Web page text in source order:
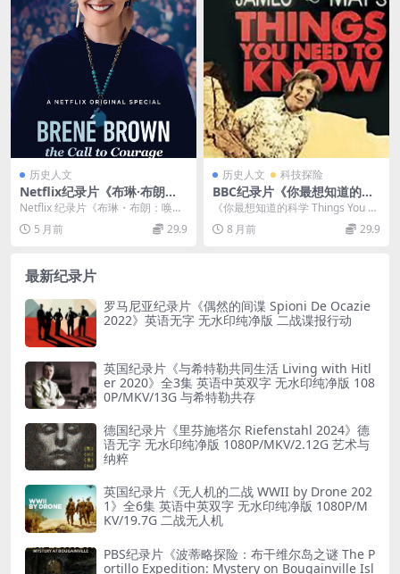
历史人文
Netflix纪录片《布琳·布朗：
唤起勇气 Brené Brown: The
Call To Courage 2019》英语
中字 720P/MP4/782M 对勇
Netflix 纪录片《布琳・布朗：唤起
勇气 Brené Brown: The ...
5 月前 29.9
历史人文 科技探险
BBC纪录片《你最想知道的科
学 Things You Need to Kno
w》全2季共9集 汉语中字 108
0P高清 科普纪录片
《你最想知道的科学 Things You N
eed to Know》：探索身边被...
8 月前 29.9
最新纪录片
罗马尼亚纪录片《偶然的间谍 Spioni De Ocazie
2022》英语无字 无水印纯净版 二战谍报行动
英国纪录片《与希特勒共同生活 Living with Hitl
er 2020》全3集 英语中英双字 无水印纯净版 108
0P/MKV/13G 与希特勒共存
德国纪录片《里芬施塔尔 Riefenstahl 2024》德
语无字 无水印纯净版 1080P/MKV/2.12G 艺术与
纳粹
英国纪录片《无人机的二战 WWII by Drone 202
1》全6集 英语中英双字 无水印纯净版 1080P/M
KV/19.7G 二战无人机
PBS纪录片《波蒂略探险：布干维尔岛之谜 The P
ortillo Expedition: Mystery on Bougainville Isl